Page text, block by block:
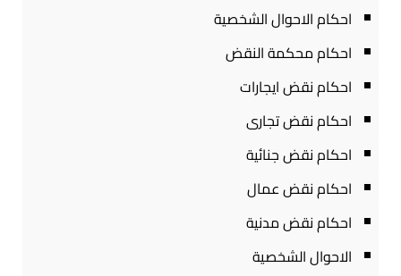
احكام الاحوال الشخصية
احكام محكمة النقض
احكام نقض ايجارات
احكام نقض تجارى
احكام نقض جنائية
احكام نقض عمال
احكام نقض مدنية
الاحوال الشخصية